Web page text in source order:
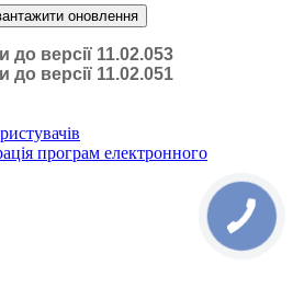
оновлення
версії 11.02.053
версії 11.02.051
програм електронного